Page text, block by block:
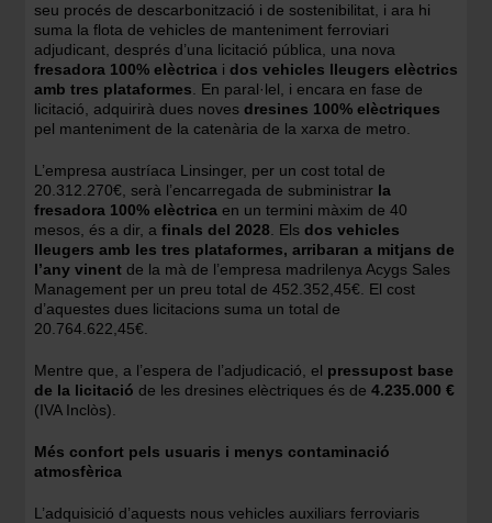
seu procés de descarbonització i de sostenibilitat, i ara hi
suma la flota de vehicles de manteniment ferroviari
adjudicant, després d’una licitació pública, una nova
fresadora 100% elèctrica i dos vehicles lleugers elèctrics
amb tres plataformes . En paral·lel, i encara en fase de
licitació, adquirirà dues noves dresines 100% elèctriques
pel manteniment de la catenària de la xarxa de metro.
L’empresa austríaca Linsinger, per un cost total de
20.312.270€, serà l’encarregada de subministrar la
fresadora 100% elèctrica en un termini màxim de 40
mesos, és a dir, a finals del 2028 . Els dos vehicles
lleugers amb les tres plataformes, arribaran a mitjans de
l’any vinent de la mà de l’empresa madrilenya Acygs Sales
Management per un preu total de 452.352,45€. El cost
d’aquestes dues licitacions suma un total de
20.764.622,45€.
Mentre que, a l’espera de l’adjudicació, el pressupost base
de la licitació de les dresines elèctriques és de 4.235.000 €
(IVA Inclòs).
Més confort pels usuaris i menys contaminació
atmosfèrica
L’adquisició d’aquests nous vehicles auxiliars ferroviaris